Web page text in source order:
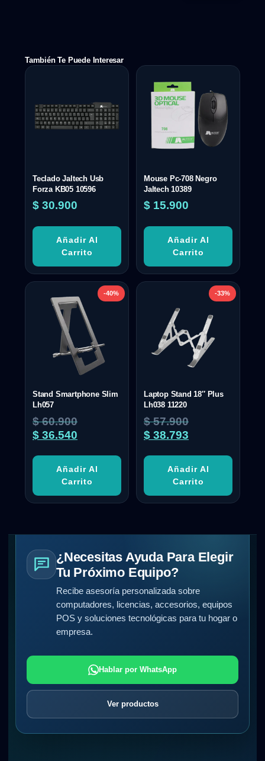
También Te Puede Interesar
Teclado Jaltech Usb
Forza KB05 10596
$ 30.900
Añadir Al
Carrito
Mouse Pc-708 Negro
Jaltech 10389
$ 15.900
Añadir Al
Carrito
-40%
Stand Smartphone Slim
Lh057
$60.900
$ 36.540
Añadir Al
Carrito
-33%
Laptop Stand 18″ Plus
Lh038 11220
$57.900
$ 38.793
Añadir Al
Carrito
¿Necesitas Ayuda Para Elegir
Tu Próximo Equipo?
Recibe asesoría personalizada sobre
computadores, licencias, accesorios, equipos
POS y soluciones tecnológicas para tu hogar o
empresa.
Hablar por WhatsApp
Ver productos